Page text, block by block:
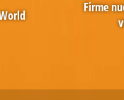
Firme